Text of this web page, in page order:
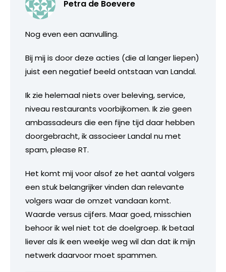
Petra de Boevere
Nog even een aanvulling.
Bij mij is door deze acties (die al langer liepen)
juist een negatief beeld ontstaan van Landal.
Ik zie helemaal niets over beleving, service,
niveau restaurants voorbijkomen. Ik zie geen
ambassadeurs die een fijne tijd daar hebben
doorgebracht, ik associeer Landal nu met
spam, please RT.
Het komt mij voor alsof ze het aantal volgers
een stuk belangrijker vinden dan relevante
volgers waar de omzet vandaan komt.
Waarde versus cijfers. Maar goed, misschien
behoor ik wel niet tot de doelgroep. Ik betaal
liever als ik een weekje weg wil dan dat ik mijn
netwerk daarvoor moet spammen.